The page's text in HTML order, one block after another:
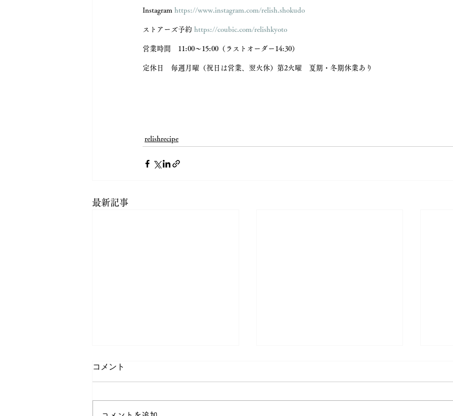
Instagram https://www.instagram.com/relish.shokudo
ストアーズ予約 https://coubic.com/relishkyoto
営業時間　11:00～15:00（ラストオーダー14:30）
定休日　毎週月曜（祝日は営業、翌火休）第2火曜　夏期・冬期休業あり
relishrecipe
最新記事
コメント